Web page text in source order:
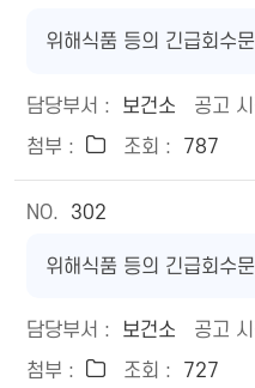
위해식품 등의 긴급회수문
보건소
787
302
위해식품 등의 긴급회수문
보건소
727